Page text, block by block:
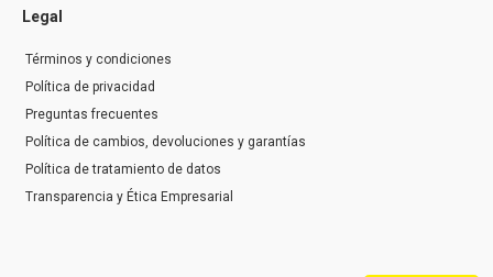
Legal
Términos y condiciones
Política de privacidad
Preguntas frecuentes
Política de cambios, devoluciones y garantías
Política de tratamiento de datos
Transparencia y Ética Empresarial